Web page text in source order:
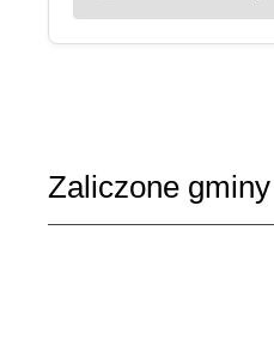
Zaliczone gminy